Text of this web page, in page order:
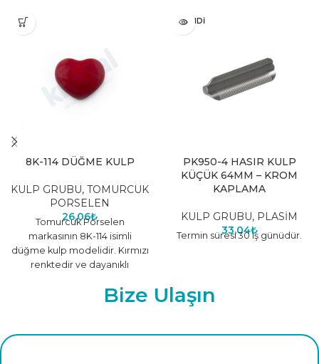
8K-114 DÜĞME KULP
KULP GRUBU, TOMURCUK
PORSELEN
26,06₺
Tomurcuk Porselen
markasının 8K-114 isimli
düğme kulp modelidir. Kırmızı
renktedir ve dayanıklı
Farklı renk seçenekleri için
TÜKENDI
PK950-4 HASIR KULP
KÜÇÜK 64MM – KROM
KAPLAMA
KULP GRUBU, PLASİM
33,04₺
Termin süresi 30 iş günüdür.
Bize Ulaşın